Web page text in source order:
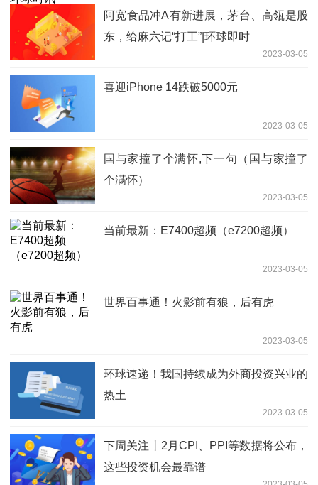
阿宽食品冲A有新进展，茅台、高瓴是股
东，给麻六记“打工”|环球即时
2023-03-05
喜迎iPhone 14跌破5000元
2023-03-05
国与家撞了个满怀,下一句（国与家撞了
个满怀）
2023-03-05
当前最新：E7400超频（e7200超频）
2023-03-05
世界百事通！火影前有狼，后有虎
2023-03-05
环球速递！我国持续成为外商投资兴业的
热土
2023-03-05
下周关注丨2月CPI、PPI等数据将公布，
这些投资机会最靠谱